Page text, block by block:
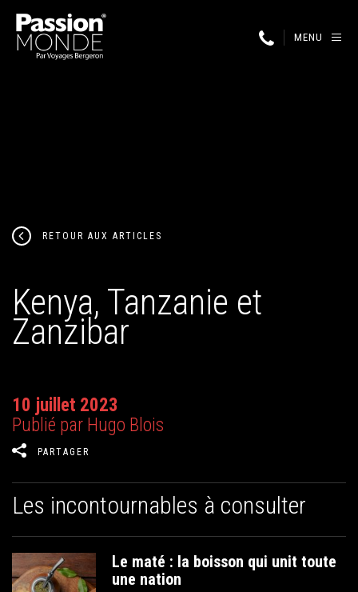
MENU
RETOUR AUX ARTICLES
Kenya, Tanzanie et
Zanzibar
10 juillet 2023
Publié par Hugo Blois
PARTAGER
Les incontournables à consulter
Le maté : la boisson qui unit toute
une nation